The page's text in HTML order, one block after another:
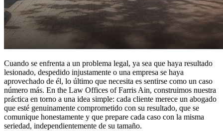
Cuando se enfrenta a un problema legal, ya sea que haya resultado
lesionado, despedido injustamente o una empresa se haya
aprovechado de él, lo último que necesita es sentirse como un caso
número más. En the Law Offices of Farris Ain, construimos nuestra
práctica en torno a una idea simple: cada cliente merece un abogado
que esté genuinamente comprometido con su resultado, que se
comunique honestamente y que prepare cada caso con la misma
seriedad, independientemente de su tamaño.